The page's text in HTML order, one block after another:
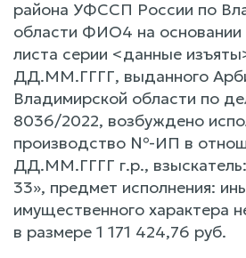
района УФССП России по
области ФИО4 на основании
листа серии <данные
ДД.ММ.ГГГГ, выданного
Владимирской области по
8036/2022, возбуждено
производство №-ИП в
ДД.ММ.ГГГГ г.р.,
33», предмет исполнения:
имущественного
в размере 1 171 424,76 руб.